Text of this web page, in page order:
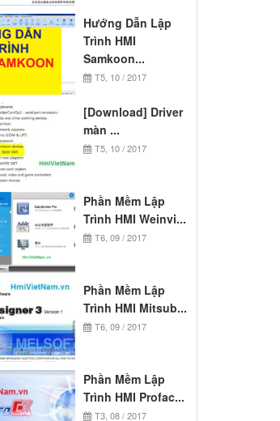
Hướng Dẫn Lập
Trình HMI
Samkoon...
T5, 10 / 2017
[Download] Driver
màn ...
T5, 10 / 2017
Phần Mềm Lập
Trình HMI Weinvi...
T6, 09 / 2017
Phần Mềm Lập
Trình HMI Mitsub...
T6, 09 / 2017
Phần Mềm Lập
Trình HMI Profac...
T3, 08 / 2017